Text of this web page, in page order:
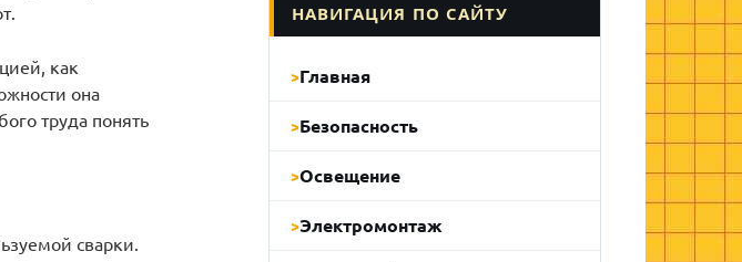
как
она
труда понять
сварки.
НАВИГАЦИЯ ПО САЙТУ
Главная
Безопасность
Освещение
Электромонтаж